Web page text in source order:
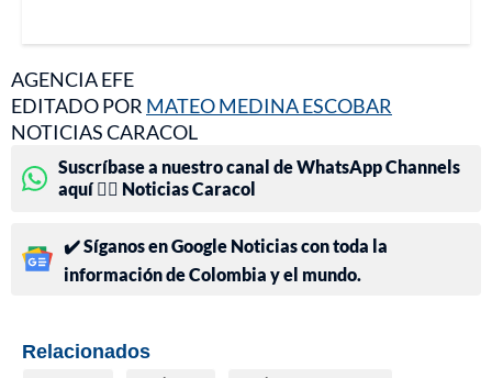
AGENCIA EFE
EDITADO POR MATEO MEDINA ESCOBAR
NOTICIAS CARACOL
Suscríbase a nuestro canal de WhatsApp Channels
aquí 👉🏻 Noticias Caracol
✔️ Síganos en Google Noticias con toda la
información de Colombia y el mundo.
Relacionados